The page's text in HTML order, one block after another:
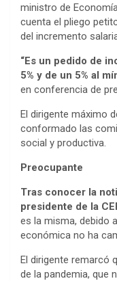
ministro de
cuenta el pliego
del incremento
“Es un pedido de
5% y de un 5% al
en conferencia de
El dirigente máximo
conformado las
social y productiva.
Preocupante
Tras conocer la
presidente de la
es la misma, debido
económica no ha
El dirigente remarcó
de la pandemia, que